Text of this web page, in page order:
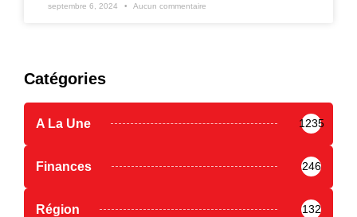
septembre 6, 2024 Aucun commentaire
Catégories
A La Une 1235
Finances 246
Région 132